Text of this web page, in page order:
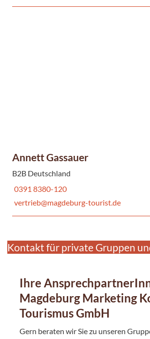
Annett Gassauer
B2B Deutschland
0391 8380-120
vertrieb@magdeburg-tourist.de
Kontakt für private Gruppen
Ihre
Magdeburg Marketing
Tourismus GmbH
Gern beraten wir Sie zu unseren